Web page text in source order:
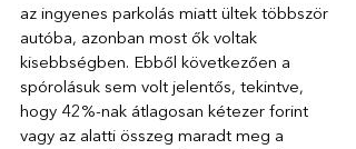
az ingyenes parkolás miatt ültek többször
autóba, azonban most ők voltak
kisebbségben. Ebből következően a
spórolásuk sem volt jelentős, tekintve,
hogy 42%-nak átlagosan kétezer forint
vagy az alatti összeg maradt meg a